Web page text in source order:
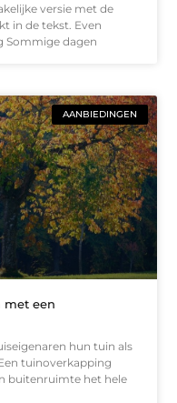
versie met de
in de tekst. Even
Sommige dagen
AANBIEDINGEN
met een
hun tuin als
tuinoverkapping
buitenruimte het hele